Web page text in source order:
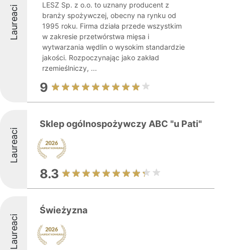
Laureaci
LESZ Sp. z o.o. to uznany producent z
branży spożywczej, obecny na rynku od
1995 roku. Firma działa przede wszystkim
w zakresie przetwórstwa mięsa i
wytwarzania wędlin o wysokim standardzie
jakości. Rozpoczynając jako zakład
rzemieślniczy, ...
9
Laureaci
Sklep ogólnospożywczy ABC "u Pati"
8.3
Laureaci
Świeżyzna